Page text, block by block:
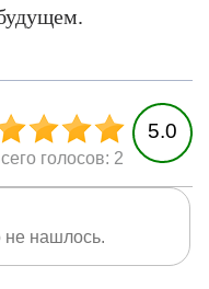
5.0
голосов: 2
не нашлось.